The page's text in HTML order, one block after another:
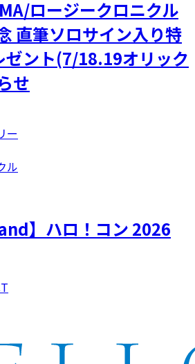
ロージークロニクル
直筆ソロサイン入り特
ゼント(7/18.19オリック
せ
ー
ル
】ハロ！コン 2026